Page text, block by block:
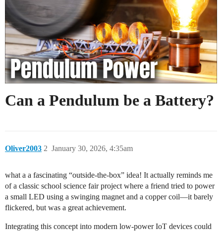
Can a Pendulum be a Battery?
Oliver2003 January 30, 2026, 4:35am
2
what a a fascinating “outside-the-box” idea! It actually reminds me
of a classic school science fair project where a friend tried to power
a small LED using a swinging magnet and a copper coil—it barely
flickered, but was a great achievement.
Integrating this concept into modern low-power IoT devices could